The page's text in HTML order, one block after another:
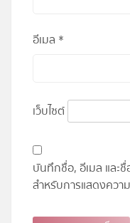
อีเมล *
เว็บไซต์
บันทึกชื่อ, อีเมล และ
สำหรับการแสดงควา